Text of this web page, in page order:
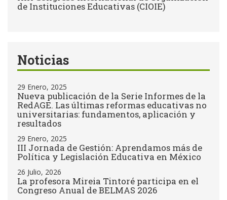
de Instituciones Educativas (CIOIE)
Noticias
29 Enero, 2025
Nueva publicación de la Serie Informes de la
RedAGE. Las últimas reformas educativas no
universitarias: fundamentos, aplicación y
resultados
29 Enero, 2025
III Jornada de Gestión: Aprendamos más de
Política y Legislación Educativa en México
26 Julio, 2026
La profesora Mireia Tintoré participa en el
Congreso Anual de BELMAS 2026